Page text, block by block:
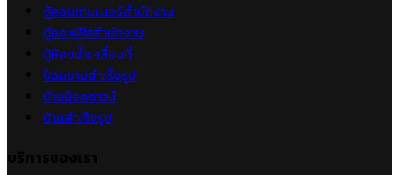
ตู้คอนเทนเนอร์สำนักงาน
ตู้ออฟฟิศสำนักงาน
ตู้ห้องน้ำเคลื่อนที่
ป้อมยามสำเร็จรูป
บ้านน็อคดาวน์
บ้านสำเร็จรูป